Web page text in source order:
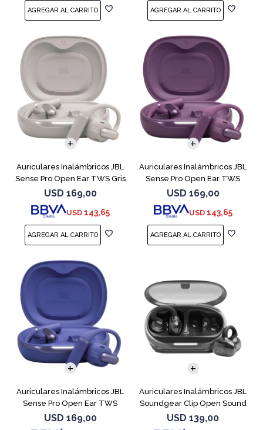
Auriculares Inalámbricos JBL
Sense Pro Open Ear TWS Gris
USD 169,00
USD 143,65
Auriculares Inalámbricos JBL
Sense Pro Open Ear TWS
Purple
USD 169,00
USD 143,65
Auriculares Inalámbricos JBL
Sense Pro Open Ear TWS
Azul
USD 169,00
Auriculares Inalámbricos JBL
Soundgear Clip Open Sound
Negro
USD 139,00